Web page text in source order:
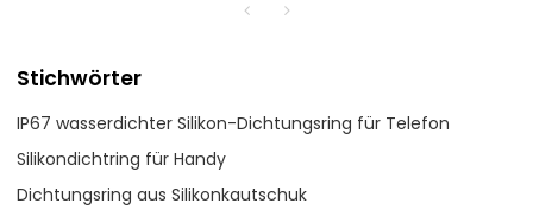
Stichwörter
IP67 wasserdichter Silikon-Dichtungsring für Telefon
Silikondichtring für Handy
Dichtungsring aus Silikonkautschuk